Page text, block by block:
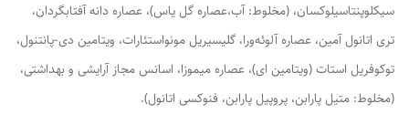
سیکلوپنتاسیلوکسان، (مخلوط: آب،عصاره گل یاس)، عصاره دانه آفتابگردان،
تری اتانول آمین، عصاره آلوئه‌ورا، گلیسیریل مونواستئارات، ویتامین دی-پانتنول،
توکوفریل استات (ویتامین ای)، عصاره میموزا، اسانس مجاز آرایشی و بهداشتی،
(مخلوط: متیل پارابن، پروپیل پارابن، فنوکسی اتانول).